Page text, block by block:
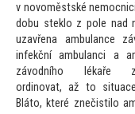
v novoměstské
dobu steklo z pole nad
uzavřena ambulance
infekční ambulanci a
závodního lékaře
ordinovat, až to
Bláto, které znečistilo